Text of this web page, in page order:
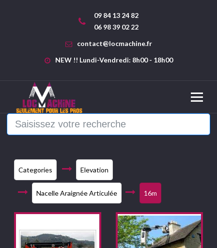
09 84 13 24 82
06 98 39 02 22
contact@locmachine.fr
NEW !! Lundi-Vendredi: 8h00 - 18h00
Categories Elevation
Nacelle Araignée Articulée 16m